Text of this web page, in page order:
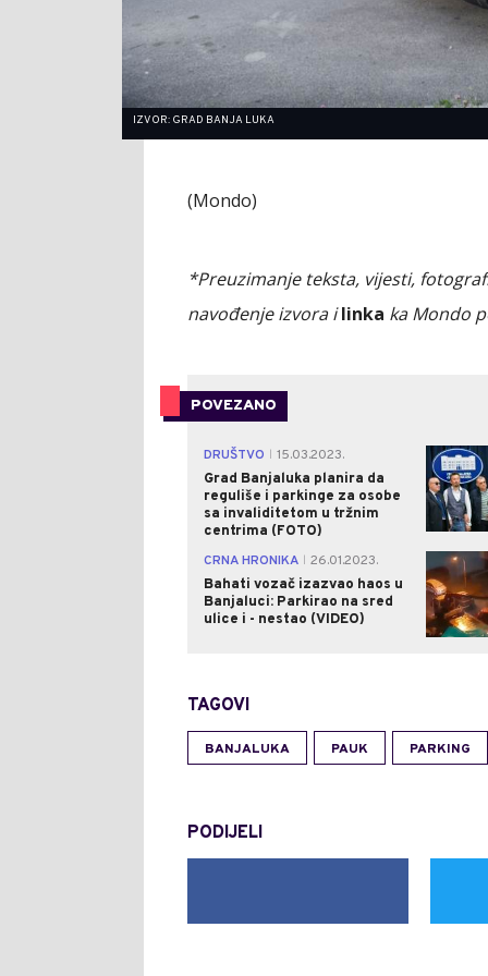
IZVOR: GRAD BANJA LUKA
(Mondo)
*Preuzimanje teksta, vijesti,
navođenje izvora ilinka ka Mondo
POVEZANO
DRUŠTVO
15.03.2023.
Grad Banjaluka planira da
reguliše i parkinge za osobe
sa invaliditetom u tržnim
centrima (FOTO)
CRNA HRONIKA
26.01.2023.
Bahati vozač izazvao haos u
Banjaluci: Parkirao na sred
ulice i - nestao (VIDEO)
TAGOVI
BANJALUKA PAUK PARKING
PODIJELI